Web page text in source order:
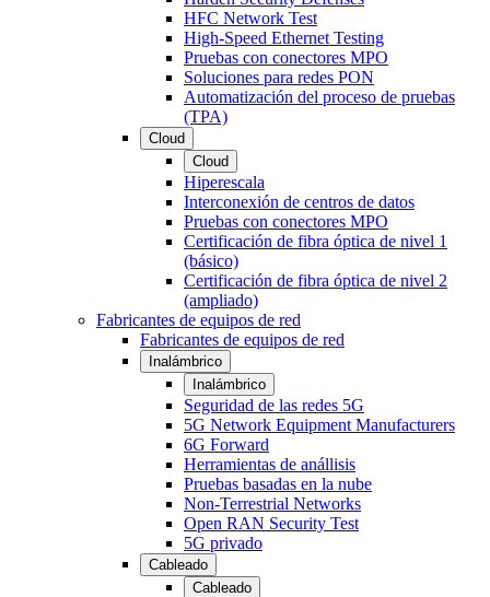
HFC Network Test
High-Speed Ethernet Testing
Pruebas con conectores MPO
Soluciones para redes PON
Automatización del proceso de pruebas
(TPA)
Cloud
Cloud
Hiperescala
Interconexión de centros de datos
Pruebas con conectores MPO
Certificación de fibra óptica de nivel 1
(básico)
Certificación de fibra óptica de nivel 2
(ampliado)
Fabricantes de equipos de red
Fabricantes de equipos de red
Inalámbrico
Inalámbrico
Seguridad de las redes 5G
5G Network Equipment Manufacturers
6G Forward
Herramientas de anállisis
Pruebas basadas en la nube
Non-Terrestrial Networks
Open RAN Security Test
5G privado
Cableado
Cableado